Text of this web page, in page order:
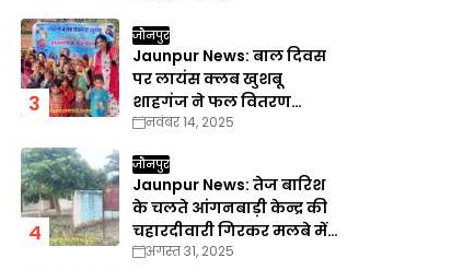
जौनपुर
Jaunpur News: बाल दिवस
पर लायंस क्लब खुशबू
शाहगंज ने फल वितरण
कार्यक्रम का किया आयोजन
नवंबर 14, 2025
जौनपुर
Jaunpur News: तेज बारिश
के चलते आंगनबाड़ी केन्द्र की
चहारदीवारी गिरकर मलबे में
तब्दील
अगस्त 31, 2025